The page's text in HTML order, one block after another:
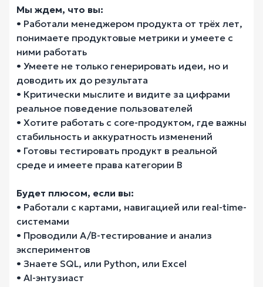
Мы ждем, что вы:
• Работали менеджером продукта от трёх лет,
понимаете продуктовые метрики и умеете с
ними работать
• Умеете не только генерировать идеи, но и
доводить их до результата
• Критически мыслите и видите за цифрами
реальное поведение пользователей
• Хотите работать с core-продуктом, где важны
стабильность и аккуратность изменений
• Готовы тестировать продукт в реальной
среде и имеете права категории B
Будет плюсом, если вы:
• Работали с картами, навигацией или real-time-
системами
• Проводили A/B-тестирование и анализ
экспериментов
• Знаете SQL, или Python, или Excel
• AI-энтузиаст